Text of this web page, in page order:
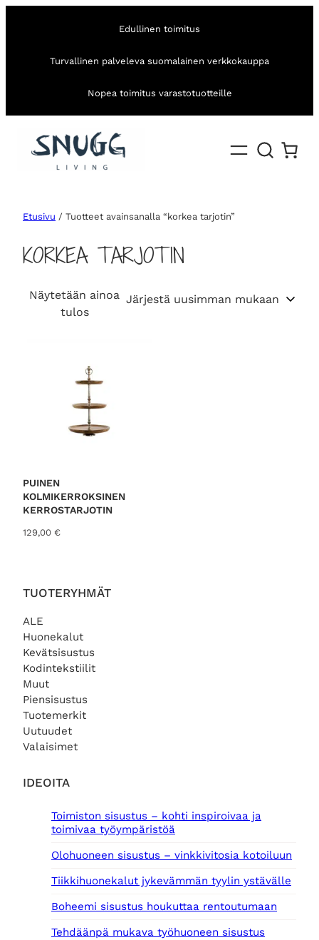
Edullinen toimitus
Turvallinen palveleva suomalainen verkkokauppa
Nopea toimitus varastotuotteille
TUOTERYHMÄT
ALE
Huonekalut
Kevätsisustus
Kodintekstiilit
Muut
Piensisustus
Tuotemerkit
Uutuudet
Valaisimet
IDEOITA
Toimiston sisustus – kohti inspiroivaa ja
toimivaa työympäristöä
Olohuoneen sisustus – vinkkivitosia kotoiluun
Tiikkihuonekalut jykevämmän tyylin ystävälle
Boheemi sisustus houkuttaa rentoutumaan
Tehdäänpä mukava työhuoneen sisustus
Etusivu / Tuotteet avainsanalla “korkea tarjotin”
KORKEA TARJOTIN
Näytetään ainoa
tulos
PUINEN
KOLMIKERROKSINEN
KERROSTARJOTIN
129,00 €